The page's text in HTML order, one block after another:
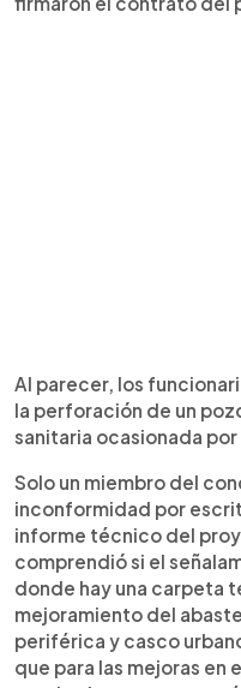
Al parecer, los
la perforación de un
sanitaria ocasionada
Solo un miembro del
inconformidad por
informe técnico del
comprendió si el
donde hay una carpeta
mejoramiento del
periférica y casco
que para las mejoras en